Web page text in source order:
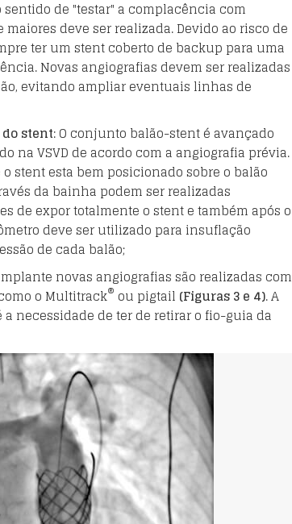
de "testar" a complacência com
deve ser realizada. Devido ao risco de
ter um stent coberto de backup para uma
Novas angiografias devem ser realizadas
evitando ampliar eventuais linhas de
stent: O conjunto balão-stent é avançado
na VSVD de acordo com a angiografia prévia.
stent esta bem posicionado sobre o balão
da bainha podem ser realizadas
de expor totalmente o stent e também após o
deve ser utilizado para insuflação
de cada balão;
novas angiografias são realizadas com
o Multitrack® ou pigtail (Figuras 3 e 4). A
necessidade de ter de retirar o fio-guia da